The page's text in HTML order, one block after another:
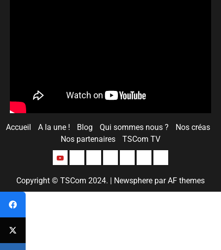
Accueil A la une ! Blog Qui sommes nous ?
Nos créas
Nos partenaires
TSCom TV
Copyright © TSCom 2024. Newsphere par AF themes